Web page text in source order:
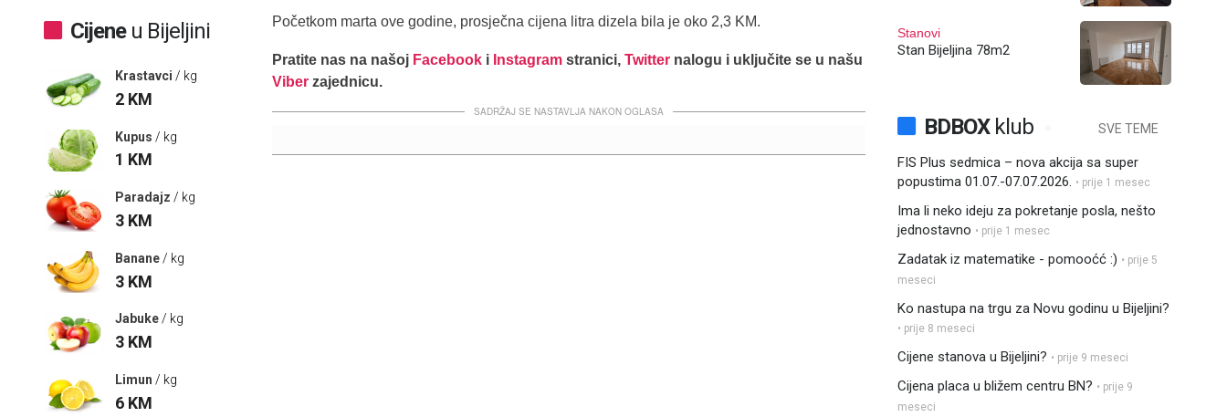
Cijeneu Bijeljini
Krastavci / kg
2 KM
Kupus / kg
1 KM
Paradajz / kg
3 KM
Banane / kg
3 KM
Jabuke/ kg
3 KM
Limun / kg
6 KM
Početkom marta ove godine, prosječna cijena litra dizela bila je oko 2,3 KM.
Pratite nas na našoj Facebook i Instagram stranici, Twitter nalogu i uključite se u našu
Viber zajednicu.
SADRŽAJ SE NASTAVLJA NAKON OGLASA
Stanovi
Stan Bijeljina 78m2
BDBOXklub SVE TEME
FIS Plus sedmica – nova akcija sa super
popustima 01.07.-07.07.2026. • prije 1 mesec
Ima li neko ideju za pokretanje posla, nešto
jednostavno • prije 1 mesec
Zadatak iz matematike - pomooćć :) • prije 5
meseci
Ko nastupa na trgu za Novu godinu u Bijeljini?
• prije 8 meseci
Cijene stanova u Bijeljini? • prije 9 meseci
Cijena placa u bližem centru BN? • prije 9
meseci